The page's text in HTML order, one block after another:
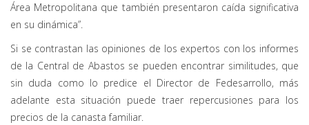
Área Metropolitana que también presentaron caída significativa
en su dinámica”.
Si se contrastan las opiniones de los expertos con los informes
de la Central de Abastos se pueden encontrar similitudes, que
sin duda como lo predice el Director de Fedesarrollo, más
adelante esta situación puede traer repercusiones para los
precios de la canasta familiar.